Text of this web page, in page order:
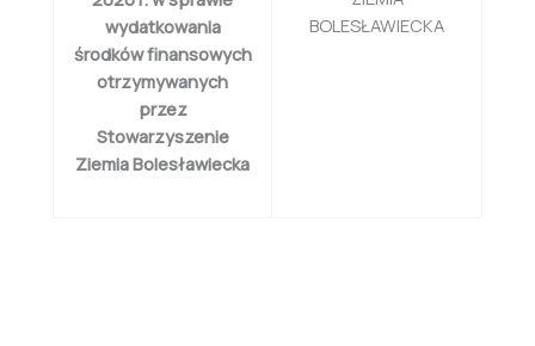
wydatkowania
środków finansowych
otrzymywanych
przez
Stowarzyszenie
Ziemia Bolesławiecka
BOLESŁAWIECKA